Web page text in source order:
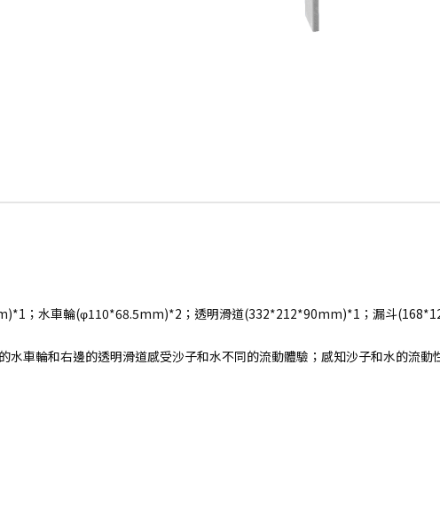
；水車輪(φ110*68.5mm)*2；透明滑道(332*212*90mm)*1；漏斗
水車輪和右邊的透明滑道感受沙子和水不同的流動體驗；感知沙子和水的流